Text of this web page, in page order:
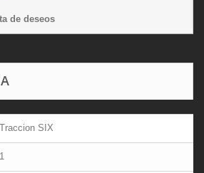
de deseos
Traccion SIX
1